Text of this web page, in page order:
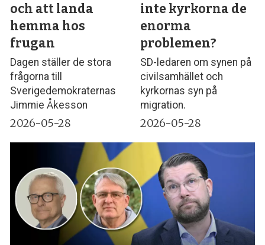
och att landa
hemma hos
frugan
Dagen ställer de stora
frågorna till
Sverigedemokraternas
Jimmie Åkesson
2026-05-28
inte kyrkorna de
enorma
problemen?
SD-ledaren om synen på
civilsamhället och
kyrkornas syn på
migration.
2026-05-28